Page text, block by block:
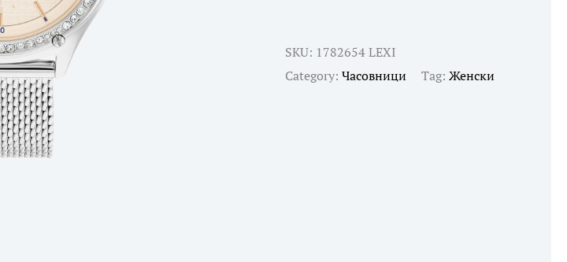
SKU: 1782654 LEXI
Category:Часовници Tag:Женски